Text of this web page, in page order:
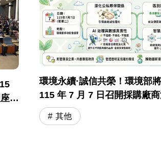
談
環境永續·誠信共榮！環境部
115 年 7 月 7 日召開採購廠
與專業倫理座談會
其他